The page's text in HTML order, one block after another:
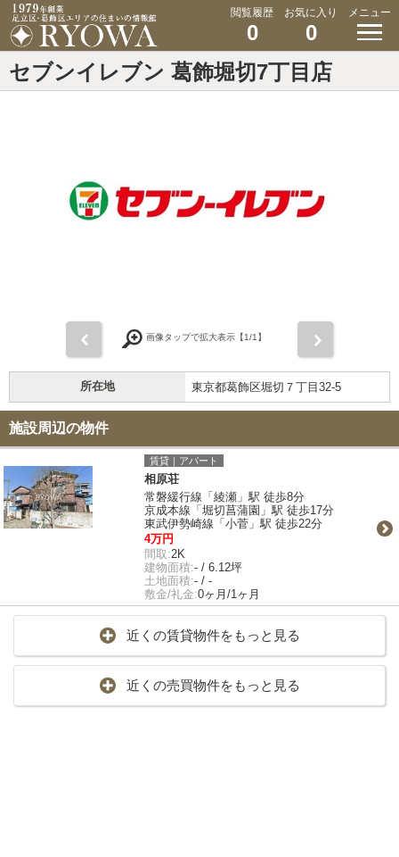
閲覧履歴
0
お気に入り
0
メニュー
セブンイレブン 葛飾堀切7丁目店
画像タップで拡大表示【1/1】
所在地 東京都葛飾区堀切７丁目32-5
施設周辺の物件
賃貸｜アパート
相原荘
常磐緩行線「綾瀬」駅 徒歩8分
京成本線「堀切菖蒲園」駅 徒歩17分
東武伊勢崎線「小菅」駅 徒歩22分
4万円
間取:2K
建物面積:- / 6.12坪
土地面積:- / -
敷金/礼金:0ヶ月/1ヶ月
近くの賃貸物件をもっと見る
近くの売買物件をもっと見る